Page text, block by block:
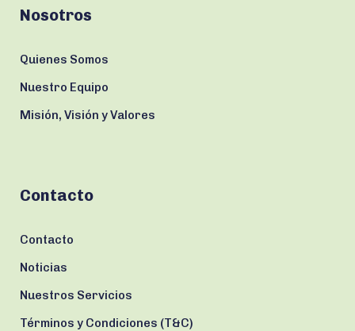
Nosotros
Quienes Somos
Nuestro Equipo
Misión, Visión y Valores
Contacto
Contacto
Noticias
Nuestros Servicios
Términos y Condiciones (T&C)